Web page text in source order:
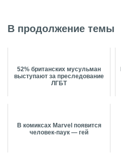
В продолжение темы
52% британских мусульман
выступают за преследование
ЛГБТ
В комиксах Marvel появится
человек-паук — гей